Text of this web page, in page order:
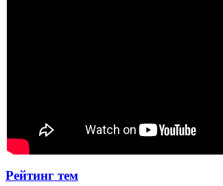
Рейтинг тем